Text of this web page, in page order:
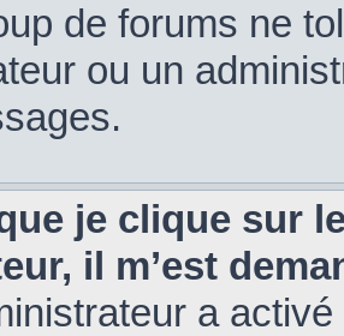
de forums ne
ou un
je clique sur
il m’est
a